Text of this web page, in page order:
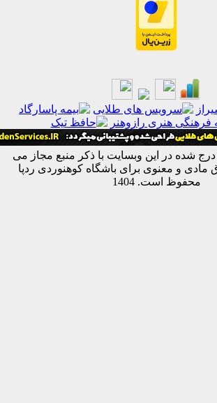
این وبسایت با ذکر منبع مجاز می
برای باشگاه کوهنوردی ردپا
است. 1404